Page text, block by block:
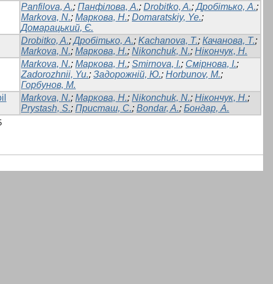
Panfilova, A.; Панфілова, А.; Drobitko, A.;Дробітько, А.;
Markova, N.; Маркова, Н.; Domaratskiy, Ye.;
Домарацький, Є.
Drobitko, A.;Дробітько, А.; Kachanova, T.; Качанова, Т.;
Markova, N.; Маркова, Н.; Nikonchuk, N.; Нікончук, Н.
Markova, N.; Маркова, Н.; Smirnova, I.; Смірнова, І.;
Zadorozhnii, Yu.; Задорожній, Ю.; Horbunov, M.;
Горбунов, М.
Markova, N.; Маркова, Н.; Nikonchuk, N.; Нікончук, Н.;
Prystash, S.; Присташ, С.; Bondar, A.; Бондар, А.